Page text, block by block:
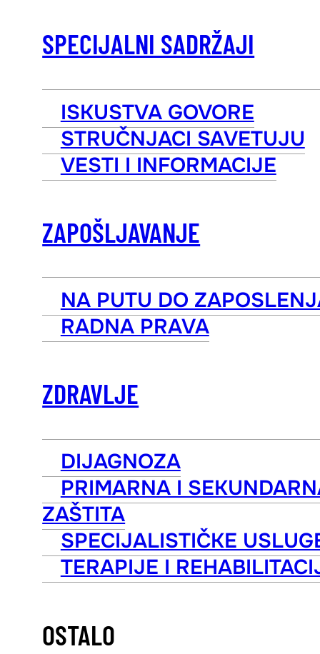
SPECIJALNI SADRŽAJI
ISKUSTVA GOVORE
STRUČNJACI SAVETUJU
VESTI I INFORMACIJE
ZAPOŠLJAVANJE
NA PUTU DO
RADNA PRAVA
ZDRAVLJE
DIJAGNOZA
PRIMARNA I
ZAŠTITA
SPECIJALISTIČKE
TERAPIJE I
OSTALO